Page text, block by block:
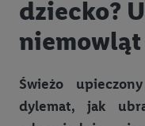
Lidl Pay
Benefit Plus
Informacje prawne
Regulamin „Lidl Plus”
Pomoc
Butelkomaty Lidl
Nasze marki
Alesto
Argus
Porady i inspiracje
Dom i wyposażenie
dziecko?
niemowląt
Świeżo
dylemat, jak